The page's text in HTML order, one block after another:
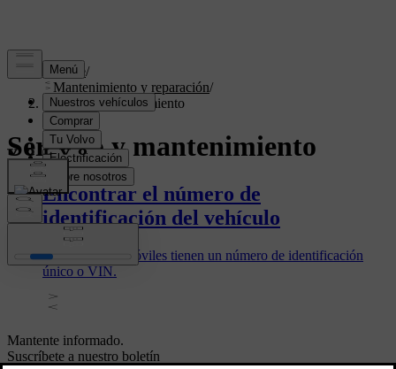
Soporte/
Mantenimiento y reparación/
Servicio y mantenimiento
Servicio y mantenimiento
Encontrar el número de
identificación del vehículo
Todos los automóviles tienen un número de identificación
único o VIN.